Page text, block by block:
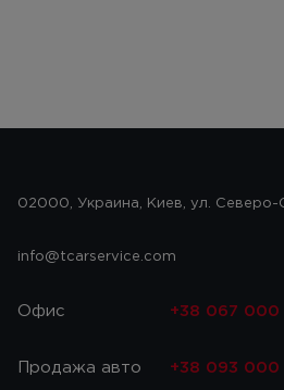
02000, Украина, Киев, ул. Северо-
info@tcarservice.com
Офис +38 067 000
Продажа авто +38 093 000